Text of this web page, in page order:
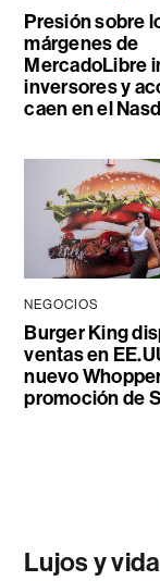
Presión sobre
márgenes de
MercadoLibre
inversores y
caen en el
NEGOCIOS
Burger King
ventas en
nuevo
promoción de
Lujos y